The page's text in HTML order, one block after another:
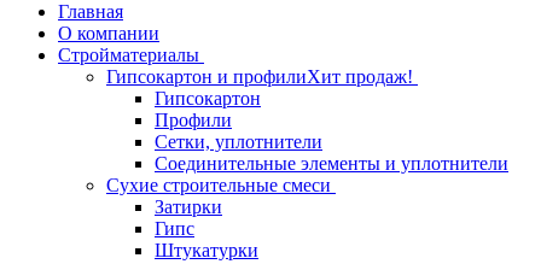
Главная
О компании
Стройматериалы
Гипсокартон и профилиХит продаж!
Гипсокартон
Профили
Сетки, уплотнители
Соединительные элементы и уплотнители
Сухие строительные смеси
Затирки
Гипс
Штукатурки